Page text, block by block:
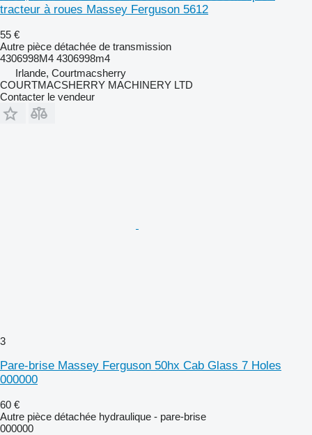
tracteur à roues Massey Ferguson 5612
55 €
Autre pièce détachée de transmission
4306998M4 4306998m4
Irlande, Courtmacsherry
COURTMACSHERRY MACHINERY LTD
Contacter le vendeur
3
Pare-brise Massey Ferguson 50hx Cab Glass 7 Holes
000000
60 €
Autre pièce détachée hydraulique - pare-brise
000000